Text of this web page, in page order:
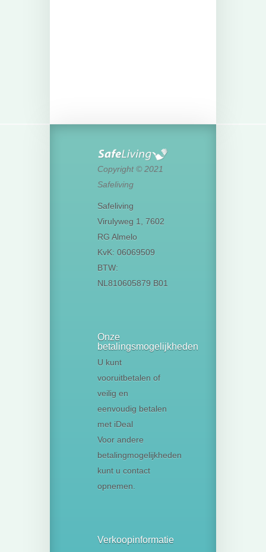
Copyright © 2021
Safeliving
Safeliving
Virulyweg 1, 7602
RG Almelo
KvK: 06069509
BTW:
NL810605879 B01
Onze
betalingsmogelijkheden
U kunt
vooruitbetalen of
veilig en
eenvoudig betalen
met iDeal
Voor andere
betalingmogelijkheden
kunt u contact
opnemen.
Verkoopinformatie